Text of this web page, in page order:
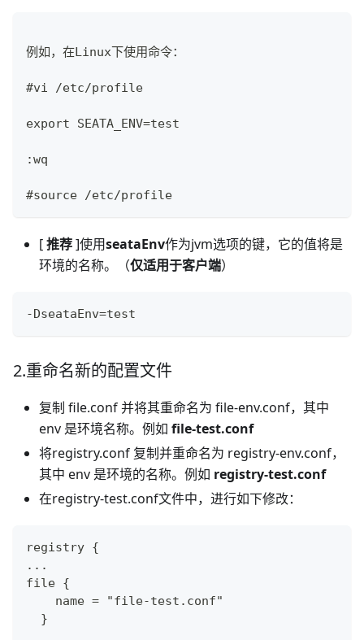
例如，在Linux下使用命令：
#vi /etc/profile
export SEATA_ENV=test
:wq
#source /etc/profile
[推荐]使用seataEnv作为jvm选项的键，它的值将是
环境的名称。（仅适用于客户端）
-DseataEnv=test
2.重命名新的配置文件
复制 file.conf 并将其重命名为 file-env.conf，其中
env 是环境名称。例如 file-test.conf
将registry.conf 复制并重命名为 registry-env.conf，
其中 env 是环境的名称。例如 registry-test.conf
在registry-test.conf文件中，进行如下修改：
registry {
...
file {
    name = "file-test.conf"
  }